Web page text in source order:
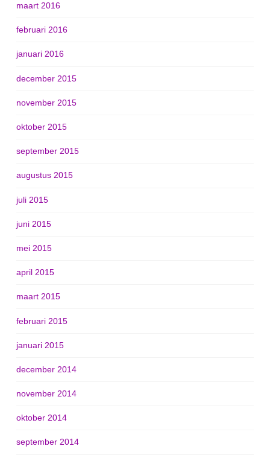
maart 2016
februari 2016
januari 2016
december 2015
november 2015
oktober 2015
september 2015
augustus 2015
juli 2015
juni 2015
mei 2015
april 2015
maart 2015
februari 2015
januari 2015
december 2014
november 2014
oktober 2014
september 2014